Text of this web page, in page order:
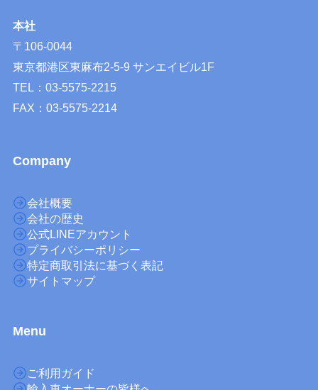
本社
〒106-0044
東京都港区東麻布2-5-9 サンエイビル1F
TEL：03-5575-2215
FAX：03-5575-2214
Company
会社概要
会社の歴史
公式LINEアカウント
プライバシーポリシー
特定商取引法に基づく表記
サイトマップ
Menu
ご利用ガイド